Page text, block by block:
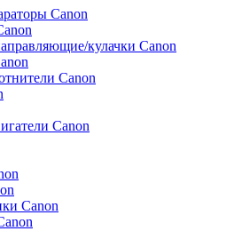
Canon
кулачки Canon
Canon
Canon
Canon